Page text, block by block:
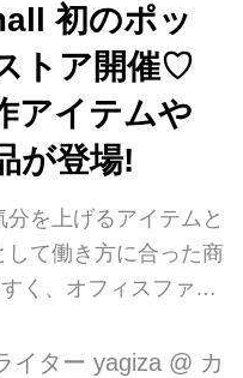
初のポッ
トア開催♡
アイテムや
が登場!
分を上げるアイテムと
して働き方に合った商
く、オフィスファッ
ファッションECモー
（リュリュモール）】
イター yagiza @ カ